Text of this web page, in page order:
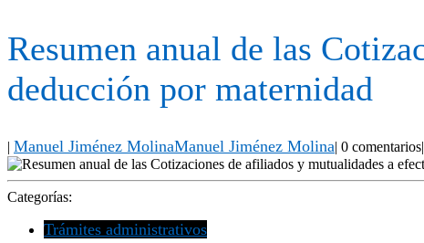
Resumen anual de las
deducción por maternidad
Manuel Jiménez MolinaManuel Jiménez Molina 0 comentarios
Categorías:
Trámites administrativos